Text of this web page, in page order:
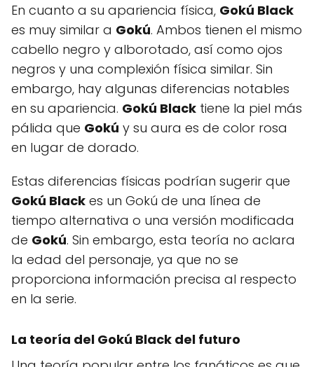
En cuanto a su apariencia física, Gokú Black
es muy similar a Gokú. Ambos tienen el mismo
cabello negro y alborotado, así como ojos
negros y una complexión física similar. Sin
embargo, hay algunas diferencias notables
en su apariencia. Gokú Black tiene la piel más
pálida que Gokú y su aura es de color rosa
en lugar de dorado.
Estas diferencias físicas podrían sugerir que
Gokú Black es un Gokú de una línea de
tiempo alternativa o una versión modificada
de Gokú. Sin embargo, esta teoría no aclara
la edad del personaje, ya que no se
proporciona información precisa al respecto
en la serie.
La teoría del Gokú Black del futuro